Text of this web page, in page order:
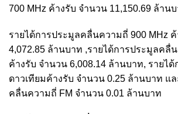
700 MHz ค้างรับ จำนวน 11,150.69 ล้าน
รายได้การประมูลคลื่นความถี่ 900 MHz
4,072.85 ล้านบาท ,รายได้การประมูลคลื่
ค้างรับ จำนวน 6,008.14 ล้านบาท, รายได้
ดาวเทียมค้างรับ จำนวน 0.25 ล้านบาท แ
คลื่นความถี่ FM จำนวน 0.01 ล้านบาท